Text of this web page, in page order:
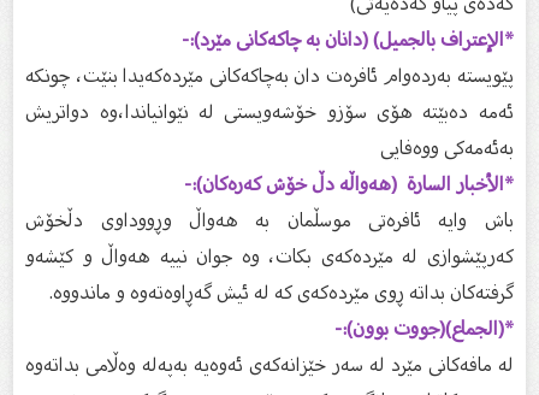
*الإعتراف بالجمیل) (دانان بە چاكەكانى مێرد):-
پێویستە بەردەوام ئافرەت دان بەچاكەكانى مێردەكەیدا بنێت، چونكە
ئەمە دەبێتە هۆى سۆزو خۆشەویستى لە نێوانیاندا،وە دواتریش
بەئەمەكى ووەفایی
*الأخبار السارة ‌ (هەواڵە دڵ خۆش كەرەكان):-
باش وایە ئافرەتى موسڵمان بە هەواڵ وڕووداوى دڵخۆش
كەرپێشوازى لە مێردەكەى بكات، وە جوان نییە هەواڵ و كێشەو
گرفتەكان بداتە ڕوى مێردەكەى كە لە ئیش گەڕاوەتەوە و ماندووە.
*(الجماع)(جووت بوون):-
لە مافەكانى مێرد لە سەر خێزانەكەى ئەوەیە بەپەلە وەڵامى بداتەوە